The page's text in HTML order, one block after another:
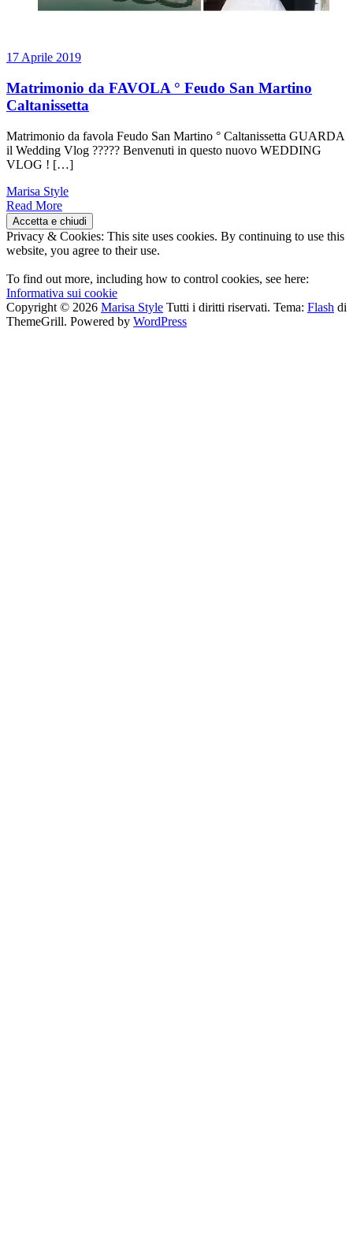
17 Aprile 2019
Matrimonio da FAVOLA ° Feudo San Martino
Caltanissetta
Matrimonio da favola Feudo San Martino ° Caltanissetta GUARDA
il Wedding Vlog ????? Benvenuti in questo nuovo WEDDING
VLOG ! […]
Marisa Style
Read More
Privacy & Cookies: This site uses cookies. By continuing to use this
website, you agree to their use.
To find out more, including how to control cookies, see here:
Informativa sui cookie
Copyright © 2026 Marisa Style Tutti i diritti riservati. Tema: Flash di
ThemeGrill. Powered by WordPress